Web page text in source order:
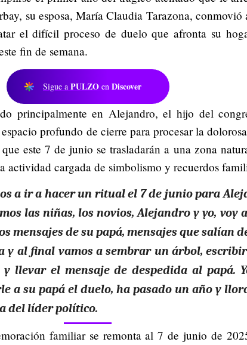
su esposa, María Claudia Tarazona, conmovió
el difícil proceso de duelo que afronta su
fin de semana.
Sigue a PULZO en Discover
principalmente en Alejandro, el hijo del
profundo de cierre para procesar la
este 7 de junio se trasladarán a una zona
actividad cargada de simbolismo y recuerdos
a ir a hacer un ritual el 7 de junio para
las niñas, los novios, Alejandro y yo, voy
mensajes de su papá, mensajes que salían
y al final vamos a sembrar un árbol,
llevar el mensaje de despedida al papá.
a su papá el duelo, ha pasado un año y
del líder político.
familiar se remonta al 7 de junio de